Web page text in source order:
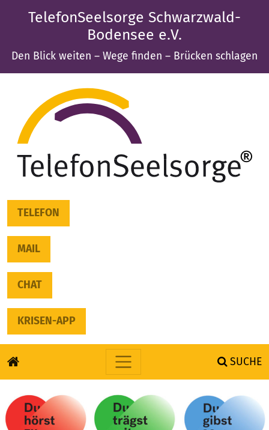
TelefonSeelsorge Schwarzwald-
Bodensee e.V.
Den Blick weiten – Wege finden – Brücken schlagen
TELEFON
MAIL
CHAT
KRISEN-APP
Skip to content
SUCHE